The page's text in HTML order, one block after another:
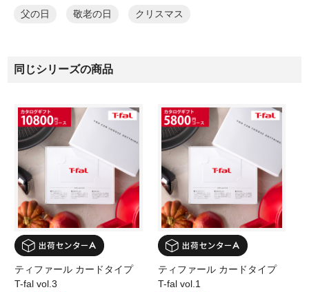
父の日 敬老の日 クリスマス
同じシリーズの商品
ティファール カードタイプ
T-fal vol.3
ティファール カードタイプ
T-fal vol.1